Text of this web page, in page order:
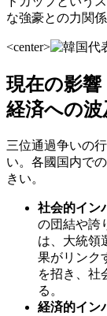
な強豪との力関
<center>
現在の影
経済への波
三位通過争いの
い。各國国内で
きい。
社会的イン
の団結や誇
は、大統領
果がリンク
を招き、社
る。
経済的イン